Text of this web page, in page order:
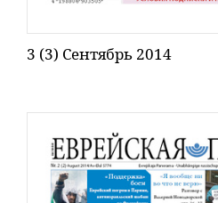
3 (3) Сентябрь 2014